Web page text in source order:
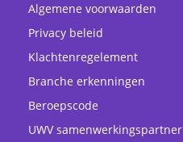
Algemene voorwaarden
Privacy beleid
Klachtenregelement
Branche erkenningen
Beroepscode
UWV samenwerkingspartner